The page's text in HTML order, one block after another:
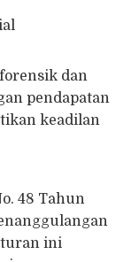
dan
pendapatan
keadilan
48 Tahun
ini